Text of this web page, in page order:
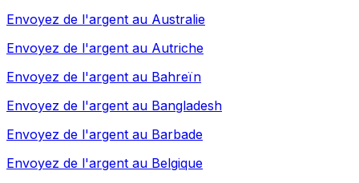
Envoyez de l'argent au Australie
Envoyez de l'argent au Autriche
Envoyez de l'argent au Bahreïn
Envoyez de l'argent au Bangladesh
Envoyez de l'argent au Barbade
Envoyez de l'argent au Belgique